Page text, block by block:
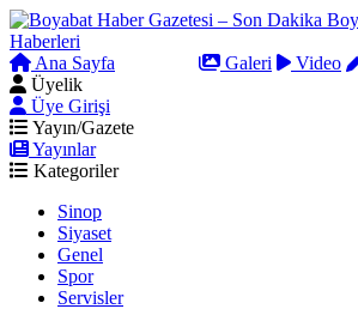
Ana Sayfa Galeri Video
Üyelik
Üye Girişi
Yayın/Gazete
Yayınlar
Kategoriler
Sinop
Siyaset
Genel
Spor
Servisler